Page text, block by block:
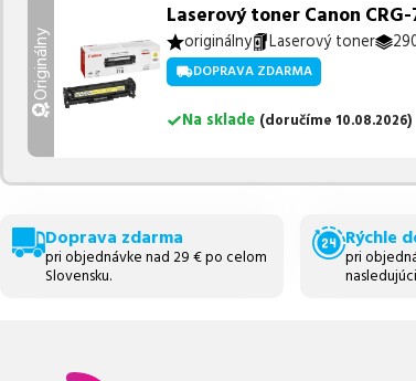
Originálny
Laserový toner Canon
originálny Laserový toner
DOPRAVA ZDARMA
Na sklade (doručíme 10.08.2026)
Doprava zdarma
pri objednávke nad 29 € po celom
Slovensku.
Rýchle
pri